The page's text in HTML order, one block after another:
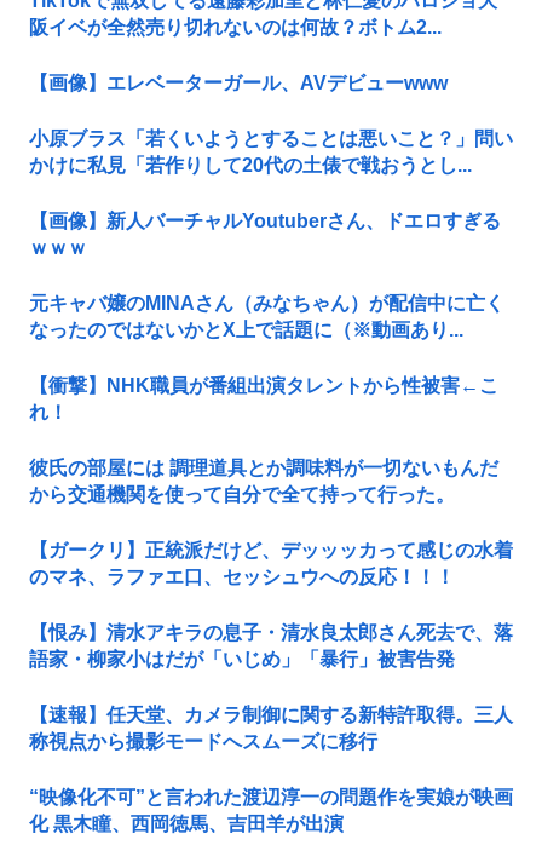
阪イベが全然売り切れないのは何故？ボトム2...
【画像】エレベーターガール、AVデビューwww
小原ブラス「若くいようとすることは悪いこと？」問い
かけに私見「若作りして20代の土俵で戦おうとし...
【画像】新人バーチャルYoutuberさん、ドエロすぎる
ｗｗｗ
元キャバ嬢のMINAさん（みなちゃん）が配信中に亡く
なったのではないかとX上で話題に（※動画あり...
【衝撃】NHK職員が番組出演タレントから性被害←こ
れ！
彼氏の部屋には 調理道具とか調味料が一切ないもんだ
から交通機関を使って自分で全て持って行った。
【ガークリ】正統派だけど、デッッッカって感じの水着
のマネ、ラファエ口、セッシュウへの反応！！！
【恨み】清水アキラの息子・清水良太郎さん死去で、落
語家・柳家小はだが「いじめ」「暴行」被害告発
【速報】任天堂、カメラ制御に関する新特許取得。三人
称視点から撮影モードへスムーズに移行
“映像化不可”と言われた渡辺淳一の問題作を実娘が映画
化 黒木瞳、西岡徳馬、吉田羊が出演